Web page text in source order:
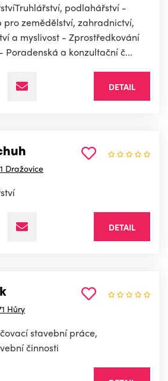
podlahářství -
pro zemědělství, zahradnictví,
a myslivost - Zprostředkování
Poradenská a konzultační č...
DETAIL
Dražovice
DETAIL
Hůry
stavební práce,
činnosti